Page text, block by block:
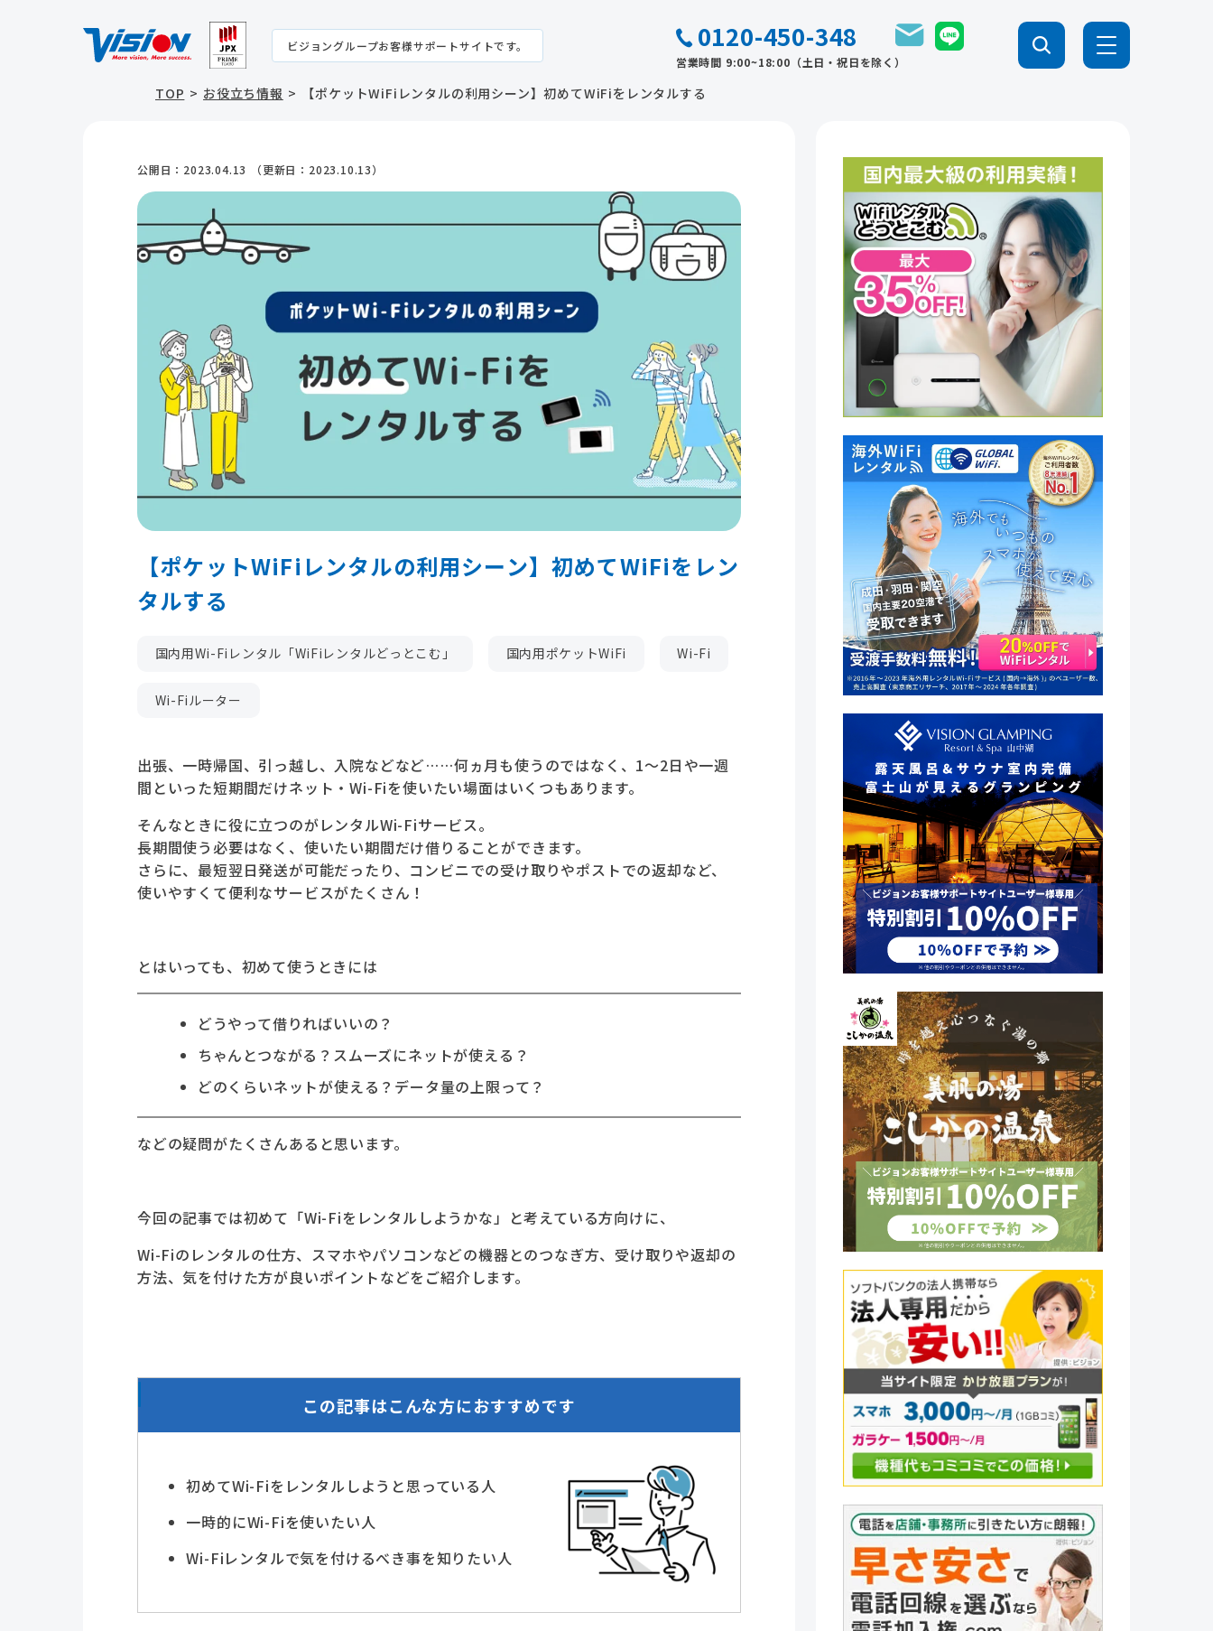
ビジョングループお客様サポートサイトです。 0120-450-348
営業時間 9:00~18:00（土日・祝日を除く）
TOP お役立ち情報 【ポケットWiFiレンタルの利用シーン】初めてWiFiをレンタルする
公開日： 2023.04.13 （更新日： 2023.10.13）
【ポケットWiFiレンタルの利用シーン】初めてWiFiをレン
タルする
国内用Wi-Fiレンタル「WiFiレンタルどっとこむ」 国内用ポケットWiFi Wi-Fi
Wi-Fiルーター
出張、一時帰国、引っ越し、入院などなど……何ヵ月も使うのではなく、1～2日や一週
間といった短期間だけネット・Wi-Fiを使いたい場面はいくつもあります。
そんなときに役に立つのがレンタルWi-Fiサービス。
長期間使う必要はなく、使いたい期間だけ借りることができます。
さらに、最短翌日発送が可能だったり、コンビニでの受け取りやポストでの返却など、
使いやすくて便利なサービスがたくさん！
とはいっても、初めて使うときには
どうやって借りればいいの？
ちゃんとつながる？スムーズにネットが使える？
どのくらいネットが使える？データ量の上限って？
などの疑問がたくさんあると思います。
今回の記事では初めて「Wi-Fiをレンタルしようかな」と考えている方向けに、
Wi-Fiのレンタルの仕方、スマホやパソコンなどの機器とのつなぎ方、受け取りや返却の
方法、気を付けた方が良いポイントなどをご紹介します。
この記事はこんな方におすすめです
初めてWi-Fiをレンタルしようと思っている人
一時的にWi-Fiを使いたい人
Wi-Fiレンタルで気を付けるべき事を知りたい人